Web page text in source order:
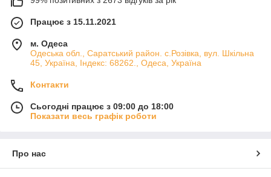
Працює з 15.11.2021
м. Одеса
Одеська обл., Саратський район. с.Розівка, вул. Шкільна
45, Україна, Індекс: 68262., Одеса, Україна
Контакти
Сьогодні працює з 09:00 до 18:00
Показати весь графік роботи
Про нас